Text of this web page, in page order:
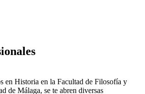
en Historia en la Facultad de Filosofía y
de Málaga, se te abren diversas